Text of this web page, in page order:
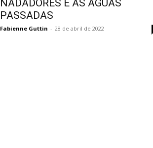
NADADORES E AS ÁGUAS
PASSADAS
Fabienne Guttin - 28 de abril de 2022